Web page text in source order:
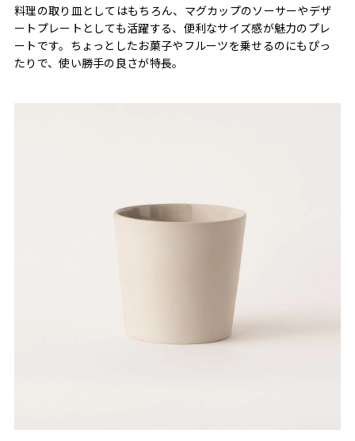
料理の取り皿としてはもちろん、マグカップのソーサーやデザ
ートプレートとしても活躍する、便利なサイズ感が魅力のプレ
ートです。ちょっとしたお菓子やフルーツを乗せるのにもぴっ
たりで、使い勝手の良さが特長。